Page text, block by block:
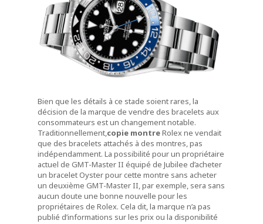
Bien que les détails à ce stade soient rares, la
décision de la marque de vendre des bracelets aux
consommateurs est un changement notable.
Traditionnellement,copie montreRolex ne vendait
que des bracelets attachés à des montres, pas
indépendamment. La possibilité pour un propriétaire
actuel de GMT-Master II équipé de Jubilee d’acheter
un bracelet Oyster pour cette montre sans acheter
un deuxième GMT-Master II, par exemple, sera sans
aucun doute une bonne nouvelle pour les
propriétaires de Rolex. Cela dit, la marque n’a pas
publié d’informations sur les prix ou la disponibilité